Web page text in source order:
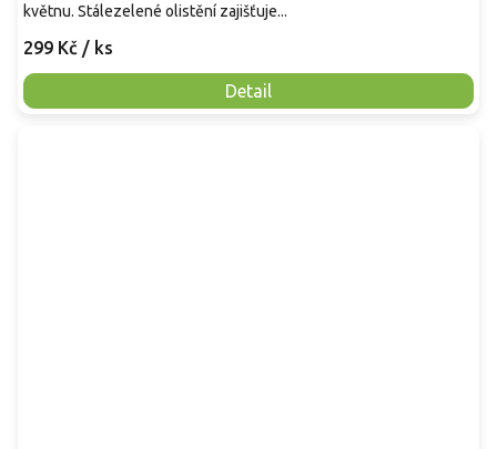
299 Kč / ks
Detail
květnu. Stálezelené olistění zajišťuje...